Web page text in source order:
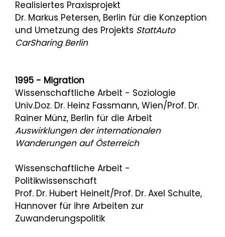
Realisiertes Praxisprojekt
Dr. Markus Petersen, Berlin für die Konzeption
und Umetzung des Projekts StattAuto
CarSharing Berlin
1995 - Migration
Wissenschaftliche Arbeit - Soziologie
Univ.Doz. Dr. Heinz Fassmann, Wien/Prof. Dr.
Rainer Münz, Berlin für die Arbeit
Auswirklungen der internationalen
Wanderungen auf Österreich
Wissenschaftliche Arbeit -
Politikwissenschaft
Prof. Dr. Hubert Heinelt/Prof. Dr. Axel Schulte,
Hannover für ihre Arbeiten zur
Zuwanderungspolitik